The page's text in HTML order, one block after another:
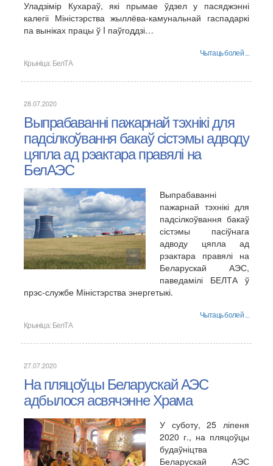
Уладзімір Кухараў, які прымае ўдзел у пасяджэнні
калегіі Міністэрства жыллёва-камунальнай гаспадаркі
па выніках працы ў I паўгоддзі…
Чытаць болей ...
Крыніца: БелТА
28.07.2020
Выпрабаванні пажарнай тэхнікі для
падсілкоўвання бакаў сістэмы адводу
цяпла ад рэактара правялі на
БелАЭС
Выпрабаванні
пажарнай тэхнікі для
падсілкоўвання бакаў
сістэмы пасіўнага
адводу цяпла ад
рэактара правялі на
Беларускай АЭС,
паведамілі БЕЛТА ў
прэс-службе Міністэрства энергетыкі.
Чытаць болей ...
Крыніца: БелТА
27.07.2020
На пляцоўцы Беларускай АЭС
адбылося асвячэнне Храма
У суботу, 25 ліпеня
2020 г., на пляцоўцы
будаўніцтва
Беларускай АЭС